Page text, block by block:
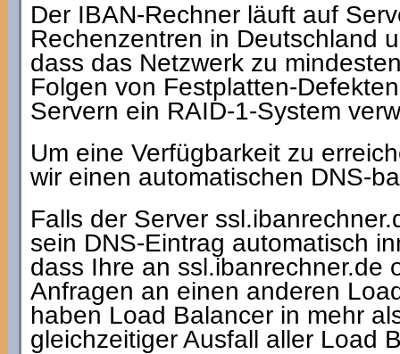
Der IBAN-Rechner läuft auf
Rechenzentren in Deutschland
dass das Netzwerk zu
Folgen von Festplatten-
Servern ein RAID-1-System
Um eine Verfügbarkeit zu
wir einen automatischen DNS-
Falls der Server
sein DNS-Eintrag automatisch
dass Ihre an ssl.ibanrechner.de
Anfragen an einen anderen
haben Load Balancer in mehr
gleichzeitiger Ausfall aller Load